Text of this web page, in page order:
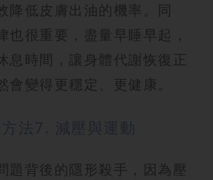
降低皮膚出油的機率。同
也很重要，盡量早睡早起，
息時間，讓身體代謝恢復正
會變得更穩定、更健康。
題背後的隱形殺手，因為壓